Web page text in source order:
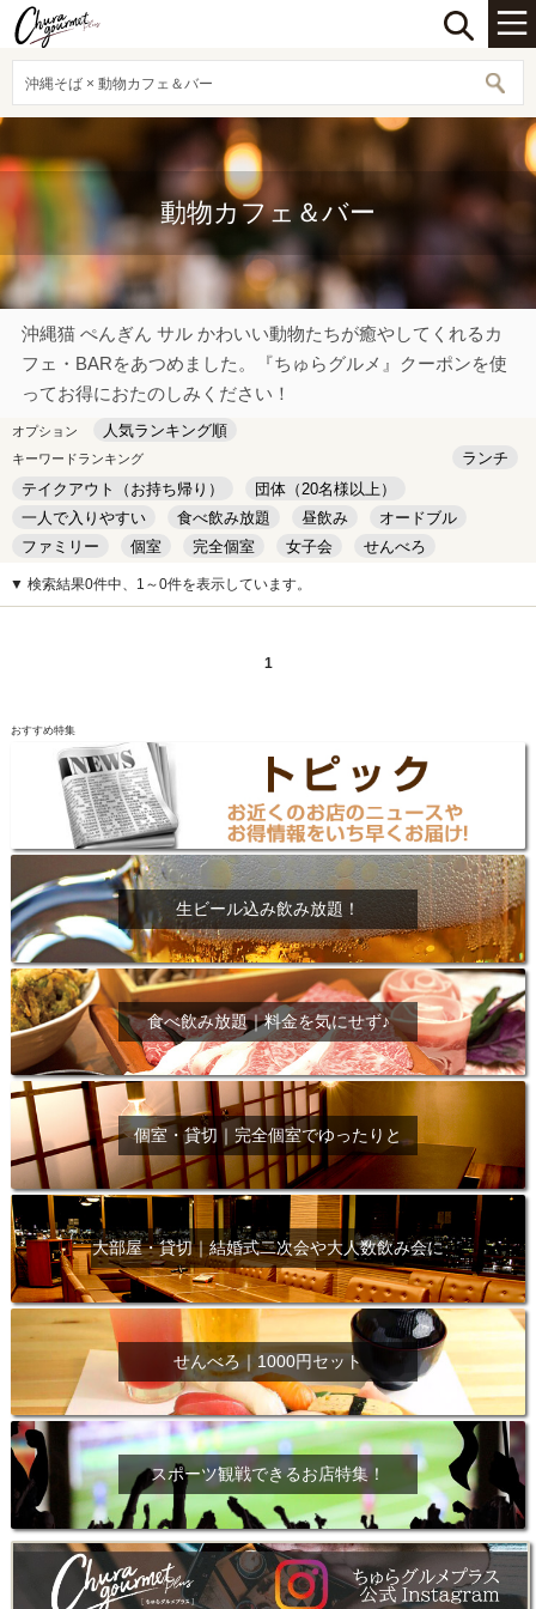
沖縄そば × 動物カフェ＆バー
動物カフェ＆バー
沖縄猫 ぺんぎん サル かわいい動物たちが癒やしてくれるカ
フェ・BARをあつめました。『ちゅらグルメ』クーポンを使
ってお得におたのしみください！
オプション 人気ランキング順
キーワードランキング
ランチ
テイクアウト（お持ち帰り）
団体（20名様以上）
一人で入りやすい
食べ飲み放題 昼飲み
オードブル
ファミリー
個室 完全個室 女子会
せんべろ
キッズルーム
安い デート
▼ 検索結果0件中、1～0件を表示しています。
1
おすすめ特集
生ビール込み飲み放題！
食べ飲み放題｜料金を気にせず♪
個室・貸切｜完全個室でゆったりと
大部屋・貸切｜結婚式二次会や大人数飲み会に
せんべろ｜1000円セット
スポーツ観戦できるお店特集！